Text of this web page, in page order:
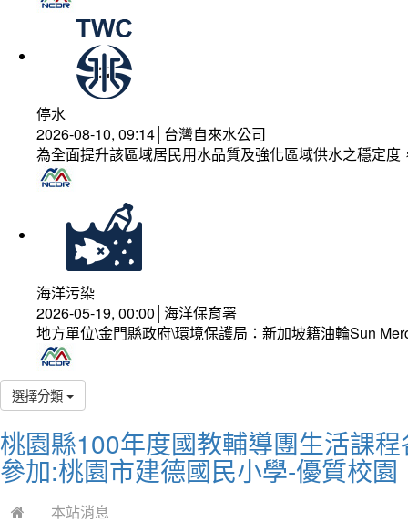
停水
2026-08-10, 09:14│台灣自來水公司
為全面提升該區域居民用水品質及強化區域供水之穩定
海洋污染
2026-05-19, 00:00│海洋保育署
地方單位\金門縣政府\環境保護局：新加坡籍油輪Sun
選擇分類
桃園縣100年度國教輔導團生活課
參加:桃園市建德國民小學-優質校園
本站消息